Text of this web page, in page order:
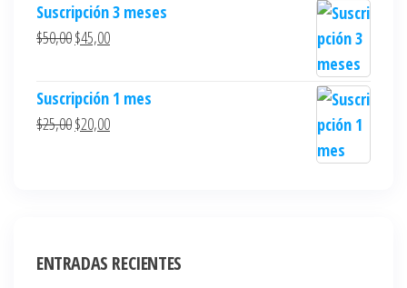
Suscripción 3 meses
$50,00$45,00
Suscripción 1 mes
$25,00$20,00
ENTRADAS RECIENTES